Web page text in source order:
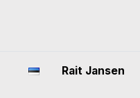
Rait Jansen